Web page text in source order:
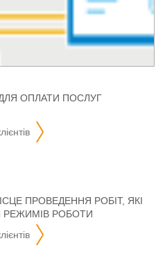
ДЛЯ ОПЛАТИ ПОСЛУГ
ПРОВЕДЕННЯ РОБІТ, ЯКІ
РЕЖИМІВ РОБОТИ
НА 2022 РІК